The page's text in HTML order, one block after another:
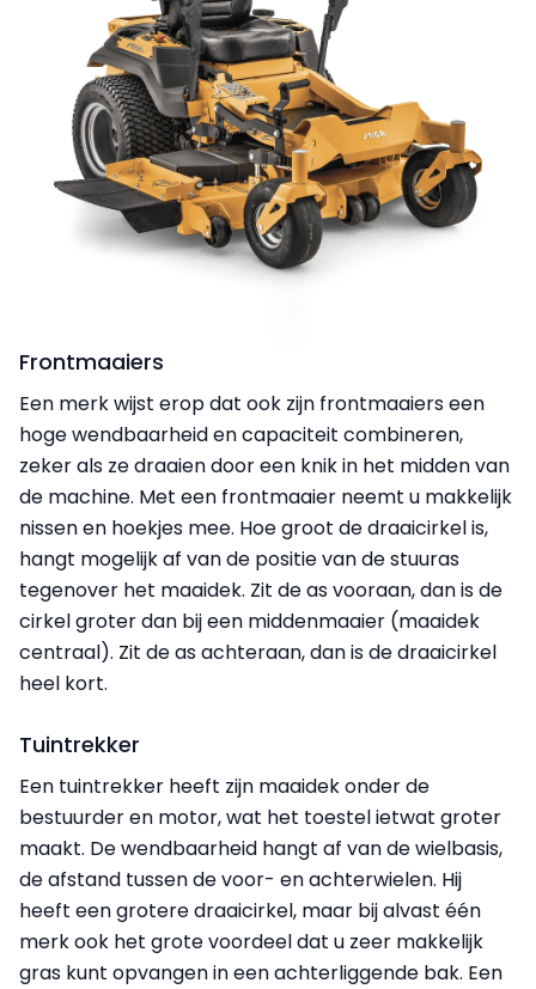
Frontmaaiers
Een merk wijst erop dat ook zijn frontmaaiers een
hoge wendbaarheid en capaciteit combineren,
zeker als ze draaien door een knik in het midden van
de machine. Met een frontmaaier neemt u makkelijk
nissen en hoekjes mee. Hoe groot de draaicirkel is,
hangt mogelijk af van de positie van de stuuras
tegenover het maaidek. Zit de as vooraan, dan is de
cirkel groter dan bij een middenmaaier (maaidek
centraal). Zit de as achteraan, dan is de draaicirkel
heel kort.
Tuintrekker
Een tuintrekker heeft zijn maaidek onder de
bestuurder en motor, wat het toestel ietwat groter
maakt. De wendbaarheid hangt af van de wielbasis,
de afstand tussen de voor- en achterwielen. Hij
heeft een grotere draaicirkel, maar bij alvast één
merk ook het grote voordeel dat u zeer makkelijk
gras kunt opvangen in een achterliggende bak. Een